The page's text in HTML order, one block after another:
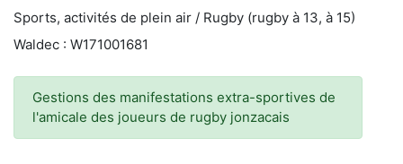
Sports, activités de plein air / Rugby (rugby à 13, à 15)
Waldec : W171001681
Gestions des manifestations extra-sportives de
l'amicale des joueurs de rugby jonzacais